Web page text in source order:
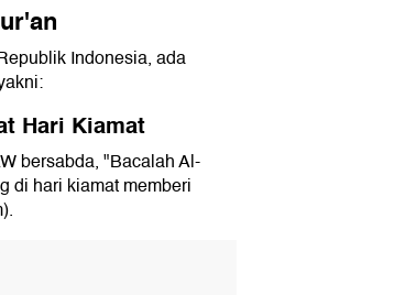
Indonesia, ada
Hari Kiamat
bersabda, "Bacalah Al-
di hari kiamat memberi